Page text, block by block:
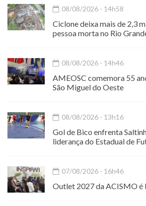
08/08/2026 - 14h58
Ciclone deixa mais de 2,3
pessoa morta no Rio
08/08/2026 - 14h46
AMEOSC comemora 55
São Miguel do Oeste
08/08/2026 - 13h16
Gol de Bico enfrenta
liderança do Estadual de
07/08/2026 - 16h46
Outlet 2027 da ACISMO é